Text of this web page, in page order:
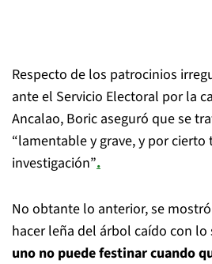
Respecto de los patrocinios
ante el Servicio Electoral por la
Ancalao, Boric aseguró que se
“lamentable y grave, y por
investigación”.
No obtante lo anterior, se
hacer leña del árbol caído con lo
uno no puede festinar cuando